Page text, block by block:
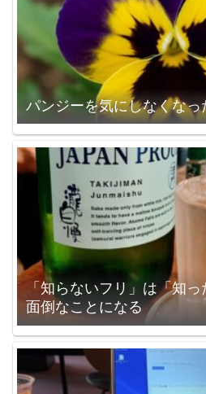
パンジーを気にしなくなっ
「知らないフリ」は「知
面倒なことになる